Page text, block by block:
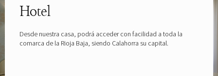
Hotel
Desde nuestra casa, podrá acceder con facilidad a toda la
comarca de la Rioja Baja, siendo Calahorra su capital.